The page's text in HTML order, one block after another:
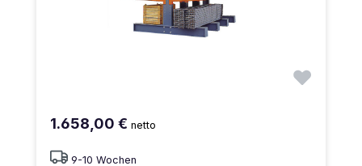
1.658,00 € netto
9-10 Wochen